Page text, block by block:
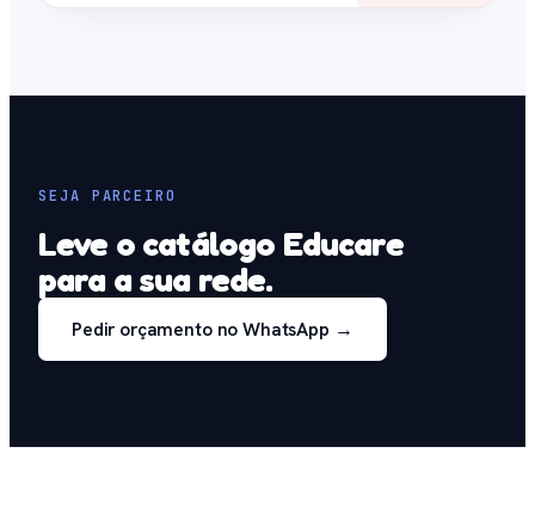
SEJA PARCEIRO
Leve o catálogo Educare
para a sua rede.
Pedir orçamento no WhatsApp →